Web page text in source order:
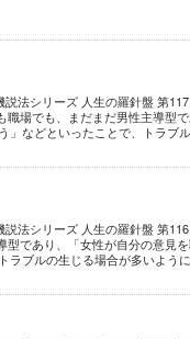
法シリーズ 人生の羅針盤 第
場でも、まだまだ男性主導型
」などといったことで、トラブ
法シリーズ 人生の羅針盤 第
であり、「女性が自分の意見
ラブルの生じる場合が多いよう